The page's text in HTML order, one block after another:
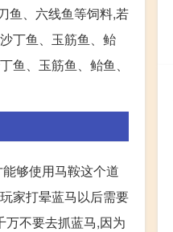
鱼、六线鱼等饲料,若
丁鱼、玉筋鱼、鲐
、玉筋鱼、鲐鱼、
够使用马鞍这个道
家打晕蓝马以后需要
不要去抓蓝马,因为